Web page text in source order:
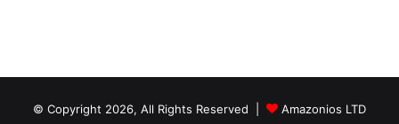
© Copyright 2026, All Rights Reserved | Amazonios LTD